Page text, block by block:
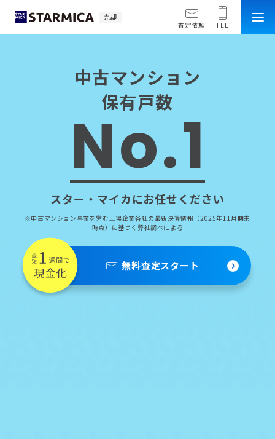
売却
査定依頼 TEL
中古マンション
保有戸数
No.1
スター・マイカにお任せください
※中古マンション事業を営む上場企業各社の最新決算情報（2025年11月期末
時点）に基づく弊社調べによる
無料査定スタート